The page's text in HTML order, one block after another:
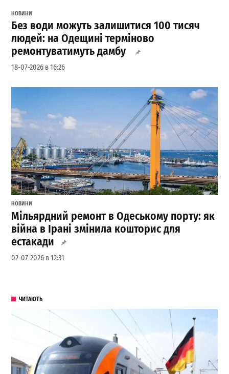
НОВИНИ
Без води можуть залишитися 100 тисяч
людей: на Одещині терміново
ремонтуватимуть дамбу
18-07-2026 в 16:26
НОВИНИ
Мільярдний ремонт в Одеському порту: як
війна в Ірані змінила кошторис для
естакади
02-07-2026 в 12:31
ЧИТАЮТЬ